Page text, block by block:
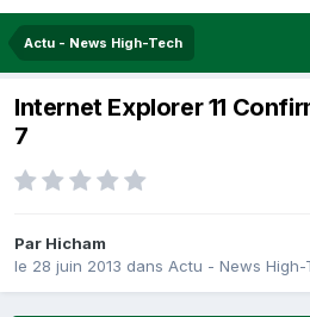
Actu - News High-Tech
Internet Explorer 11
7
Par Hicham
le 28 juin 2013 dans Actu - News High-